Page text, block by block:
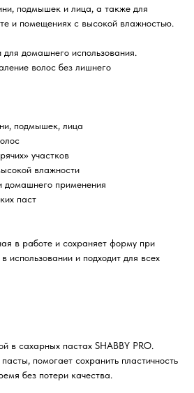
подмышек и лица, а также для
и помещениях с высокой влажностью.
домашнего использования.
волос без лишнего
подмышек, лица
участков
влажности
применения
паст
в работе и сохраняет форму при
использовании и подходит для всех
в сахарных пастах SHABBY PRO.
помогает сохранить пластичность
без потери качества.